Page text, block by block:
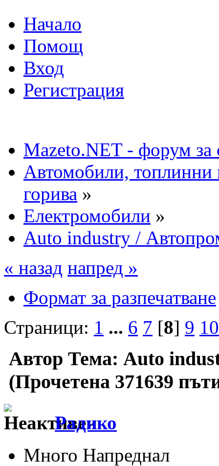
Начало
Помощ
Вход
Регистрация
Mazeto.NET - форум за
Автомобили,
горива »
Електромобили »
Auto industry /
« назад напред »
Формат за разпечатване
Страници: 1 ... 6 7 [8] 9 10
Автор Тема: Auto
(Прочетена 371639
Радико
Много Напреднал